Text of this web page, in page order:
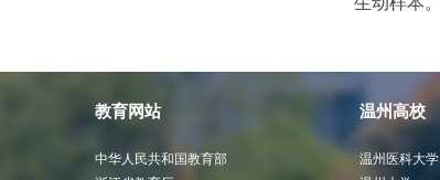
教育网站
中华人民共和国教育部
温州高校
温州医科大学